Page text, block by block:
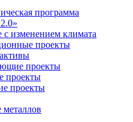
программа
с изменением климата
проекты
проекты
проекты
проекты